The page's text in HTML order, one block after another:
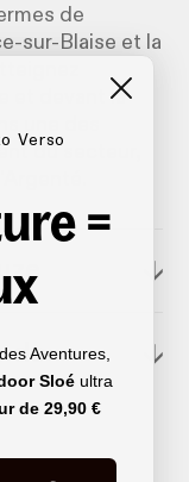
de
sur-Blaise et la
et devant la
une des
du secteur,
↓
de-
↓
Verso
=
Aventures,
Sloé ultra
de 29,90 €